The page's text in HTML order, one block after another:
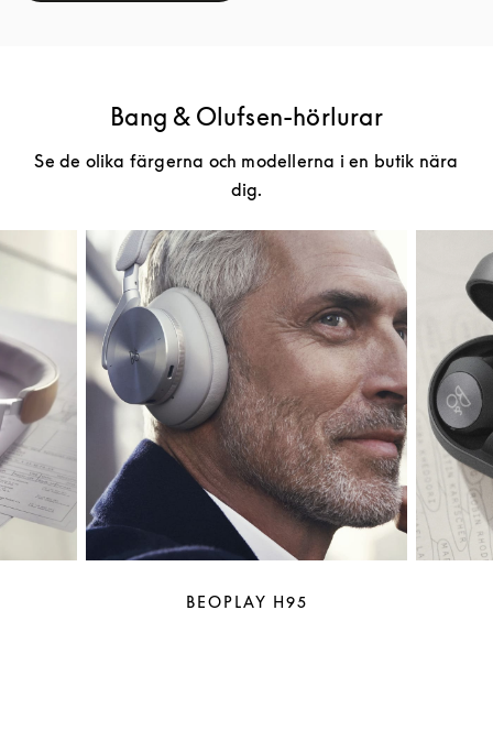
Bang & Olufsen-hörlurar
Se de olika färgerna och modellerna i en butik nära
dig.
BEOPLAY H95